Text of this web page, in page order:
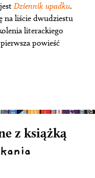
Dziennik upadku.
na liście dwudziestu
literackiego
powieść
z książką